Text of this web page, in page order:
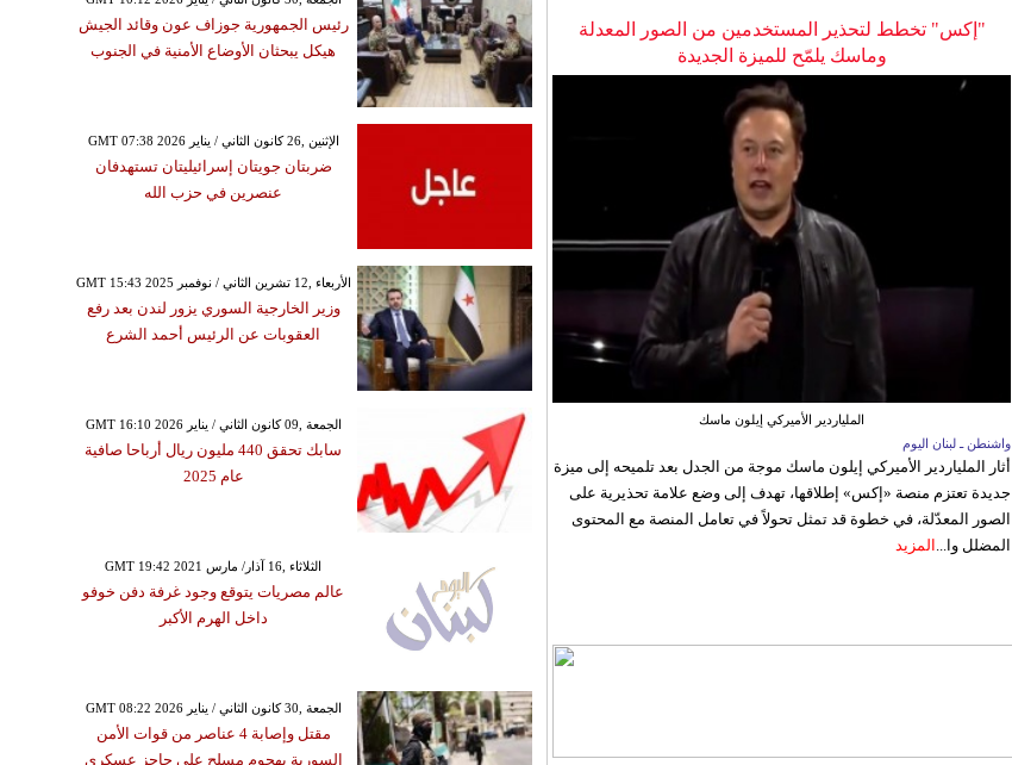
"إكس" تخطط لتحذير المستخدمين من الصور المعدلة
وماسك يلمّح للميزة الجديدة
الملياردير الأميركي إيلون ماسك
واشنطن ـ لبنان اليوم
أثار الملياردير الأميركي إيلون ماسك موجة من الجدل بعد تلميحه إلى ميزة
جديدة تعتزم منصة «إكس» إطلاقها، تهدف إلى وضع علامة تحذيرية على
الصور المعدّلة، في خطوة قد تمثل تحولاً في تعامل المنصة مع المحتوى
المضلل وا... المزيد
رئيس الجمهورية جوزاف عون وقائد الجيش
هيكل يبحثان الأوضاع الأمنية في الجنوب
GMT 07:38 2026 الإثنين ,26 كانون الثاني / يناير
ضربتان جويتان إسرائيليتان تستهدفان
عنصرين في حزب الله
GMT 15:43 2025 الأربعاء ,12 تشرين الثاني / نوفمبر
وزير الخارجية السوري يزور لندن بعد رفع
العقوبات عن الرئيس أحمد الشرع
GMT 16:10 2026 الجمعة ,09 كانون الثاني / يناير
سابك تحقق 440 مليون ريال أرباحا صافية
عام 2025
GMT 19:42 2021 الثلاثاء ,16 آذار/ مارس
عالم مصريات يتوقع وجود غرفة دفن خوفو
داخل الهرم الأكبر
GMT 08:22 2026 الجمعة ,30 كانون الثاني / يناير
مقتل وإصابة 4 عناصر من قوات الأمن
السورية بهجوم مسلح على حاجز عسكري